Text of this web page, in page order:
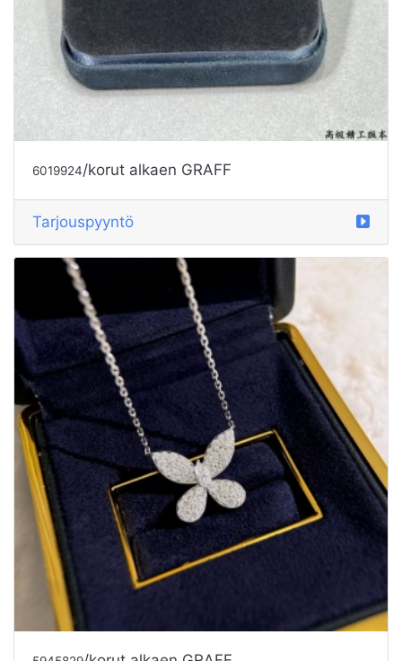
6019924/korut alkaen GRAFF
Tarjouspyyntö